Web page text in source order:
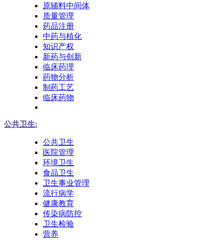
原辅料中间体
质量管理
药品注册
中药与植化
知识产权
新药与创新
临床药理
药物分析
制药工艺
临床药物
公共卫生:
公共卫生
医院管理
环境卫生
食品卫生
卫生事业管理
流行病学
健康教育
传染病防控
卫生检验
营养